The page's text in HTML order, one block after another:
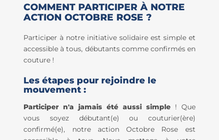
COMMENT PARTICIPER À NOTRE
ACTION OCTOBRE ROSE ?
Participer à notre initiative solidaire est simple et
accessible à tous, débutants comme confirmés en
couture !
Les étapes pour rejoindre le
mouvement :
Participer n'a jamais été aussi simple! Que
vous soyez débutant(e) ou couturier(ère)
confirmé(e), notre action Octobre Rose est